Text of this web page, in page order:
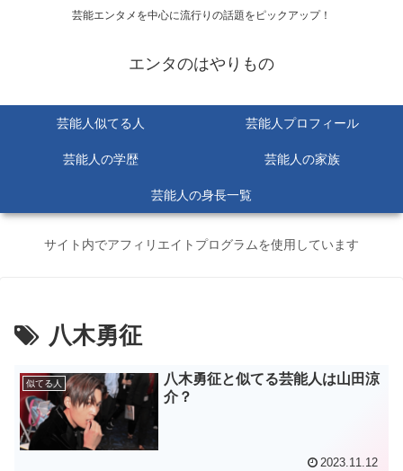
芸能エンタメを中心に流行りの話題をピックアップ！
エンタのはやりもの
芸能人似てる人 芸能人プロフィール
芸能人の学歴 芸能人の家族
芸能人の身長一覧
サイト内でアフィリエイトプログラムを使用しています
八木勇征
似てる人
八木勇征と似てる芸能人は山田涼
介？
2023.11.12